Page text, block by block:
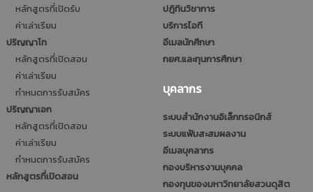
หลักสูตรที่เปิดรับ
ค่าเล่าเรียน
ปริญญาโท
หลักสูตรที่เปิดสอน
ค่าเล่าเรียน
กำหนดการรับสมัคร
ปริญญาเอก
หลักสูตรที่เปิดสอน
ค่าเล่าเรียน
กำหนดการรับสมัคร
หลักสูตรที่เปิดสอน
ปฎิทินวิชาการ
บริการไอที
อีเมลนักศึกษา
กยศ.และทุนการศึกษา
บุคลากร
ระบบสำนักงานอิเล็กทรอนิกส์
ระบบแฟ้มสะสมผลงาน
อีเมลบุคลากร
กองบริหารงานบุคคล
กองทุนของมหาวิทยาลัยสวนดุสิต